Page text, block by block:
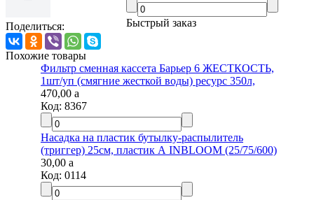
Поделиться: Быстрый заказ
Похожие товары
Фильтр сменная кассета Барьер 6 ЖЕСТКОСТЬ,
1шт/уп (смягние жесткой воды) ресурс 350л,
470,00a
Код:8367
Насадка на пластик бутылку-распылитель
(триггер) 25см, пластик А INBLOOM (25/75/600)
30,00a
Код:0114